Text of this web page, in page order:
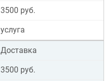
3500 руб.
услуга
Доставка
3500 руб.